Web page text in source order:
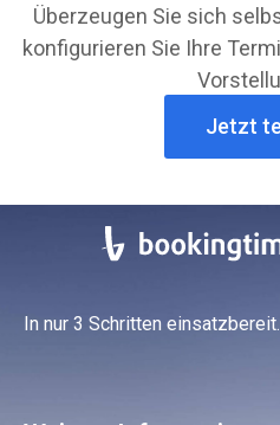
Überzeugen Sie sich
konfigurieren Sie Ihre
Jetzt
In nur 3 Schritten einsatzbereit.